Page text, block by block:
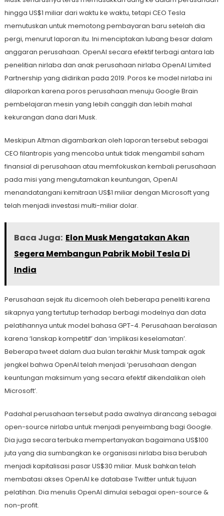
hingga US$1 miliar dari waktu ke waktu, tetapi CEO Tesla
memutuskan untuk memotong pembayaran baru setelah dia
pergi, menurut laporan itu. Ini menciptakan lubang besar dalam
anggaran perusahaan. OpenAI secara efektif terbagi antara lab
penelitian nirlaba dan anak perusahaan nirlaba OpenAI Limited
Partnership yang didirikan pada 2019. Poros ke model nirlaba ini
dilaporkan karena poros perusahaan menuju Google Brain
pembelajaran mesin yang lebih canggih dan lebih mahal
kekurangan dana dari Musk.
Meskipun Altman digambarkan oleh laporan tersebut sebagai
CEO filantropis yang mencoba untuk tidak mengambil saham
finansial di perusahaan atau memfokuskan kembali perusahaan
pada misi yang mengutamakan keuntungan, OpenAI
menandatangani kemitraan US$1 miliar dengan Microsoft yang
telah menjadi investasi multi-miliar dolar.
Baca Juga: Elon Musk Mengatakan Akan
Segera Membangun Pabrik Mobil Tesla Di
India
Perusahaan sejak itu dicemooh oleh beberapa peneliti karena
sikapnya yang tertutup terhadap berbagi modelnya dan data
pelatihannya untuk model bahasa GPT-4. Perusahaan beralasan
karena ‘lanskap kompetitif’ dan ‘implikasi keselamatan’.
Beberapa tweet dalam dua bulan terakhir Musk tampak agak
jengkel bahwa OpenAI telah menjadi ‘perusahaan dengan
keuntungan maksimum yang secara efektif dikendalikan oleh
Microsoft’.
Padahal perusahaan tersebut pada awalnya dirancang sebagai
open-source nirlaba untuk menjadi penyeimbang bagi Google.
Dia juga secara terbuka mempertanyakan bagaimana US$100
juta yang dia sumbangkan ke organisasi nirlaba bisa berubah
menjadi kapitalisasi pasar US$30 miliar. Musk bahkan telah
membatasi akses OpenAI ke database Twitter untuk tujuan
pelatihan. Dia menulis OpenAI dimulai sebagai open-source &
non-profit.